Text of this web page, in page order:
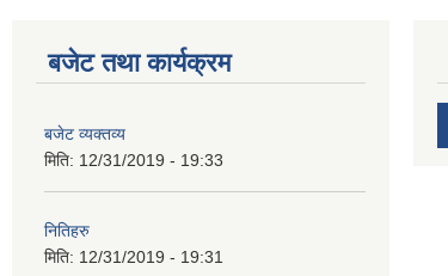
बजेट तथा कार्यक्रम
बजेट व्यक्तव्य
मिति: 12/31/2019 - 19:33
नितिहरु
मिति: 12/31/2019 - 19:31